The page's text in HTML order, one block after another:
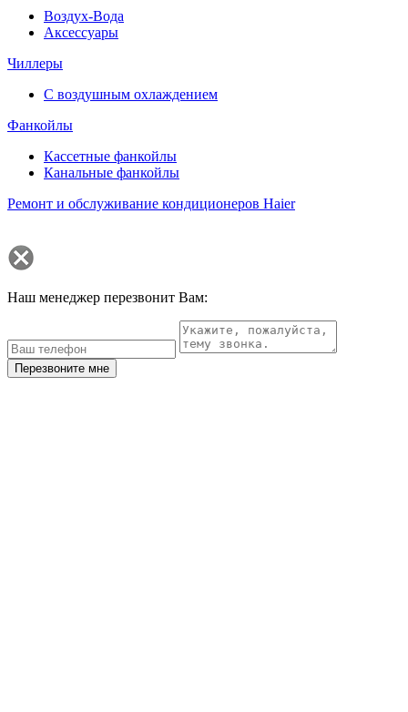
Воздух-Вода
Аксессуары
Чиллеры
С воздушным охлаждением
Фанкойлы
Кассетные фанкойлы
Канальные фанкойлы
Ремонт и обслуживание кондиционеров Haier
Наш менеджер перезвонит Вам:
Перезвоните мне